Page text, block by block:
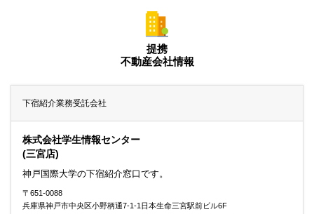
提携
不動産会社情報
下宿紹介業務受託会社
株式会社学生情報センター
(三宮店)
神戸国際大学の下宿紹介窓口です。
〒651-0088
兵庫県神戸市中央区小野柄通7-1-1日本生命三宮駅前ビル6F